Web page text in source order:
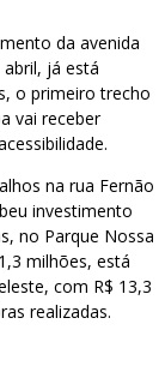
da avenida
já está
o primeiro trecho
vai receber
na rua Fernão
investimento
no Parque Nossa
milhões, está
com R$ 13,3
realizadas.